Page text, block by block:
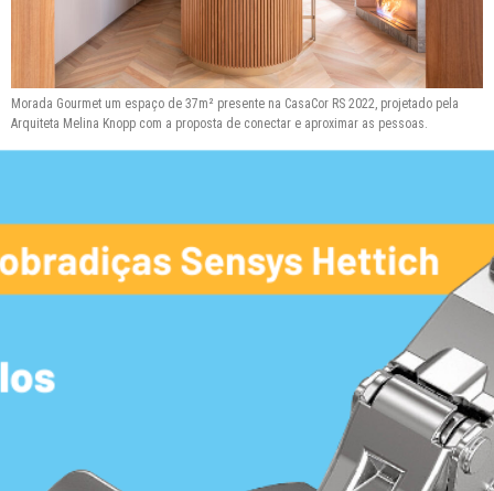
Morada Gourmet um espaço de 37m² presente na CasaCor RS 2022, projetado pela
Arquiteta Melina Knopp com a proposta de conectar e aproximar as pessoas.